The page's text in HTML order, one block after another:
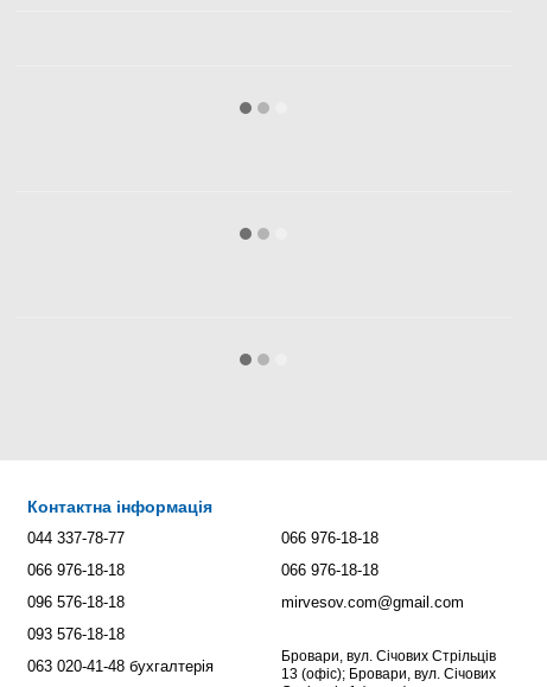
Контактна інформація
044 337-78-77
066 976-18-18
096 576-18-18
093 576-18-18
063 020-41-48 бухгалтерія
066 976-18-18
066 976-18-18
mirvesov.com@gmail.com
Бровари, вул. Січових Стрільців
13 (офіс); Бровари, вул. Січових